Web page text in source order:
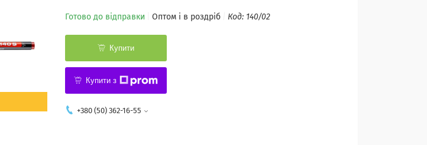
Готово до відправки Оптом і в роздріб Код: 140/02
Купити
Купити з
+380 (50) 362-16-55